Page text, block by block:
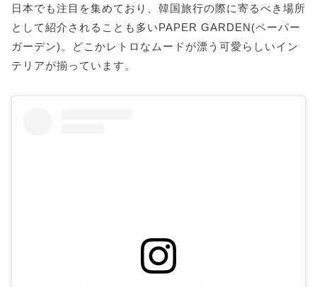
日本でも注目を集めており、韓国旅行の際に寄るべき場所
として紹介されることも多いPAPER GARDEN(ペーパー
ガーデン)。どこかレトロなムードが漂う可愛らしいイン
テリアが揃っています。